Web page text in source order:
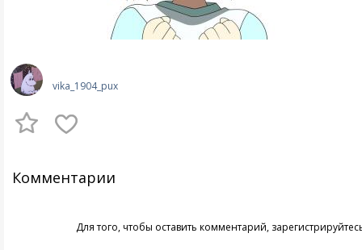
vika_1904_pux
Комментарии
Для того, чтобы оставить комментарий,